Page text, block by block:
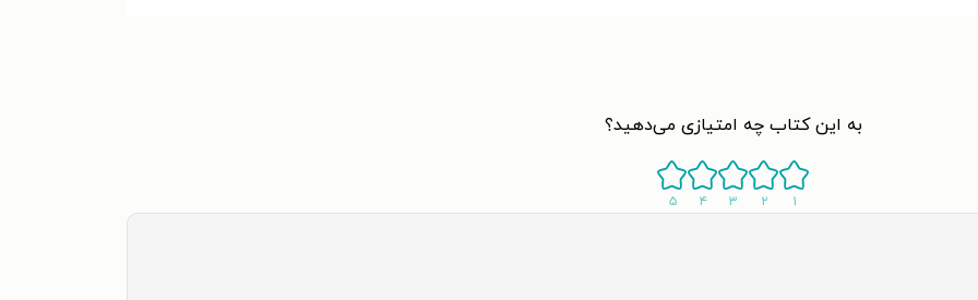
به این کتاب چه امتیازی می‌دهید؟
۱ ۲ ۳ ۴ ۵